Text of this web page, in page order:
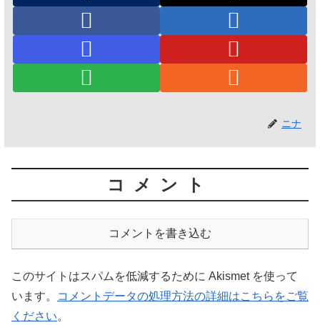
ニナ
コメント
コメントを書き込む
このサイトはスパムを低減するために Akismet を使って
います。
コメントデータの処理方法の詳細はこちらをご覧
ください。